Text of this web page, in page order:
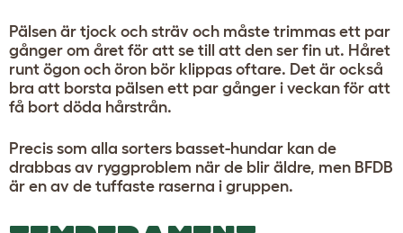
Pälsen är tjock och sträv och måste trimmas ett par
gånger om året för att se till att den ser fin ut. Håret
runt ögon och öron bör klippas oftare. Det är också
bra att borsta pälsen ett par gånger i veckan för att
få bort döda hårstrån.
Precis som alla sorters basset-hundar kan de
drabbas av ryggproblem när de blir äldre, men BFDB
är en av de tuffaste raserna i gruppen.